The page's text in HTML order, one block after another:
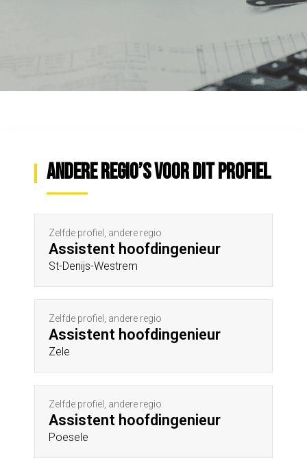
Andere regio’s voor dit profiel
Zelfde profiel, andere regio
Assistent hoofdingenieur
St-Denijs-Westrem
Zelfde profiel, andere regio
Assistent hoofdingenieur
Zele
Zelfde profiel, andere regio
Assistent hoofdingenieur
Poesele